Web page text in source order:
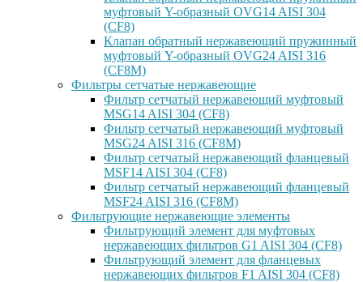
муфтовый Y-образный OVG14 AISI 304
(CF8)
Клапан обратный нержавеющий пружинный
муфтовый Y-образный OVG24 AISI 316
(CF8М)
Фильтры сетчатые нержавеющие
Фильтр сетчатый нержавеющий муфтовый
MSG14 AISI 304 (CF8)
Фильтр сетчатый нержавеющий муфтовый
MSG24 AISI 316 (CF8M)
Фильтр сетчатый нержавеющий фланцевый
MSF14 AISI 304 (CF8)
Фильтр сетчатый нержавеющий фланцевый
MSF24 AISI 316 (CF8M)
Фильтрующие нержавеющие элементы
Фильтрующий элемент для муфтовых
нержавеющих фильтров G1 AISI 304 (CF8)
Фильтрующий элемент для фланцевых
нержавеющих фильтров F1 AISI 304 (CF8)